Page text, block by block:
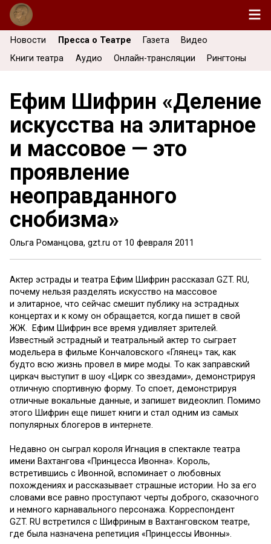
Новости Пресса о Театре Газета
Видео
Книги театра
Аудио Онлайн-трансляции Рингтоны
Ефим Шифрин «Деление
искусства на элитарное
и массовое — это
проявление
неоправданного
снобизма»
Ольга Романцова, gzt.ru от 10 февраля 2011
Актер эстрады и театра Ефим Шифрин рассказал GZT. RU,
почему нельзя разделять искусство на массовое
и элитарное, что сейчас смешит публику на эстрадных
концертах и к кому он обращается, когда пишет в свой
ЖЖ. Ефим Шифрин все время удивляет зрителей.
Известный эстрадный и театральный актер то сыграет
модельера в фильме Кончаловского «Глянец» так, как
будто всю жизнь провел в мире моды. То как заправский
циркач выступит в шоу «Цирк со звездами», демонстрируя
отличную спортивную форму. То споет, демонстрируя
отличные вокальные данные, и запишет видеоклип. Помимо
этого Шифрин еще пишет книги и стал одним из самых
популярных блогеров в интернете.
Недавно он сыграл короля Игнация в спектакле театра
имени Вахтангова «Принцесса Ивонна». Король,
встретившись с Ивонной, вспоминает о любовных
похождениях и рассказывает страшные истории. Но за его
словами все равно проступают черты доброго, сказочного
и немного карнавального персонажа. Корреспондент
GZT. RU встретился с Шифриным в Вахтанговском театре,
где была назначена репетиция «Принцессы Ивонны».